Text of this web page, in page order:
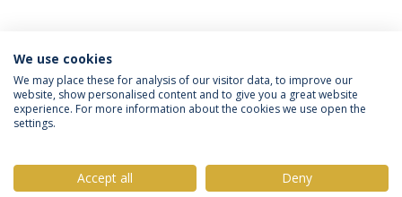
ÚLTIMAS NOTÍCIAS
Política de Privacidade
Termos & Condições
We use cookies
We may place these for analysis of our visitor data, to improve our
website, show personalised content and to give you a great website
experience. For more information about the cookies we use open the
settings.
Accept all Deny